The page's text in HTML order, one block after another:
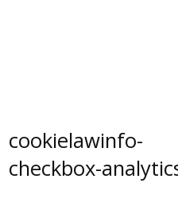
cookielawinfo-
checkbox-